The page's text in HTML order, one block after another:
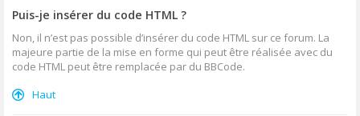
Puis-je insérer du code HTML ?
Non, il n’est pas possible d’insérer du code HTML sur ce forum. La
majeure partie de la mise en forme qui peut être réalisée avec du
code HTML peut être remplacée par du BBCode.
Haut